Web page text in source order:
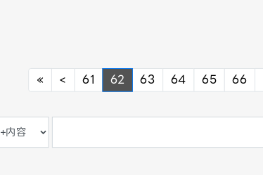
« Previous
< Previous
61 62 63 64 65 66